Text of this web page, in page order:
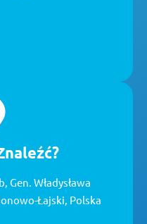
Gen. Władysława
Łajski, Polska